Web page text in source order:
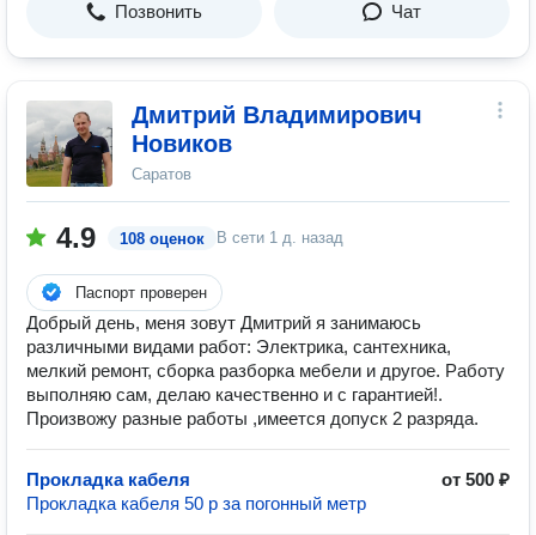
Позвонить Чат
Дмитрий Владимирович
Новиков
Саратов
4.9 108 оценок В сети 1 д. назад
Паспорт проверен
Добрый день, меня зовут Дмитрий я занимаюсь
различными видами работ: Электрика, сантехника,
мелкий ремонт, сборка разборка мебели и другое. Работу
выполняю сам, делаю качественно и с гарантией!.
Произвожу разные работы ,имеется допуск 2 разряда.
Прокладка кабеля
от 500 ₽
Прокладка кабеля 50 р за погонный метр